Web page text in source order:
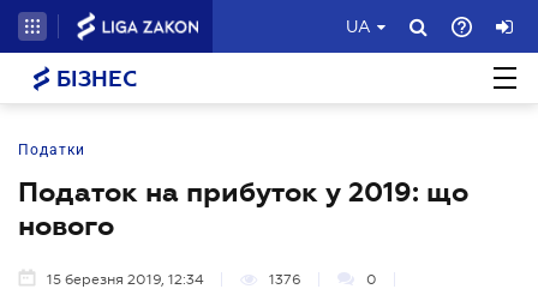
UA
БІЗНЕС
Податки
Податок на прибуток у 2019: що
нового
15 березня 2019, 12:34 1376 0